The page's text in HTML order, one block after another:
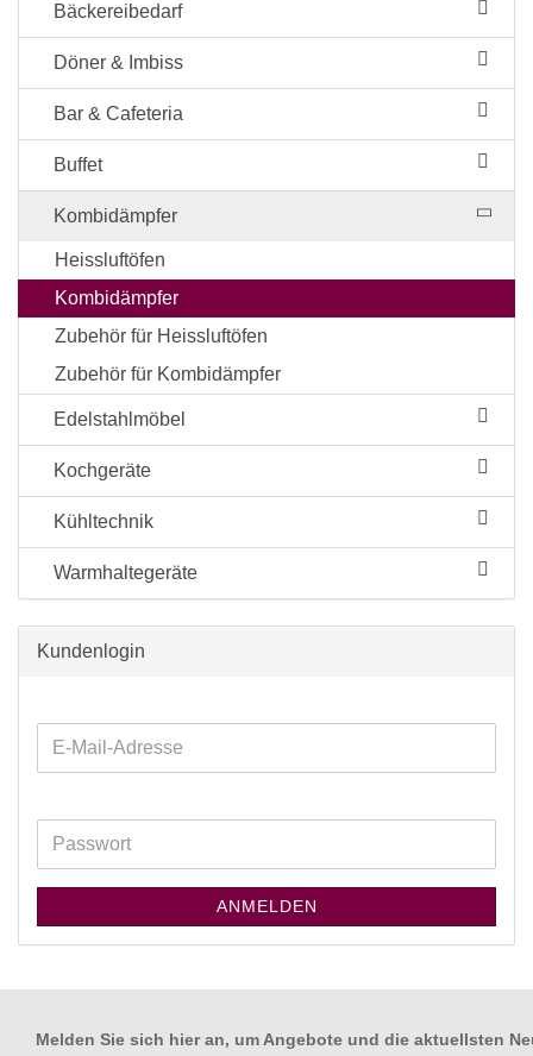
Bäckereibedarf
Döner & Imbiss
Bar & Cafeteria
Buffet
Kombidämpfer
Heissluftöfen
Kombidämpfer
Zubehör für Heissluftöfen
Zubehör für Kombidämpfer
Edelstahlmöbel
Kochgeräte
Kühltechnik
Warmhaltegeräte
Kundenlogin
ANMELDEN
Melden Sie sich hier an, um Angebote und die aktuellsten